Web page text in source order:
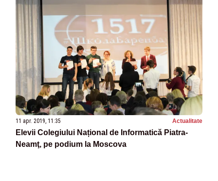
11 apr. 2019, 11:35 Actualitate
Elevii Colegiului Național de Informatică Piatra-
Neamţ, pe podium la Moscova